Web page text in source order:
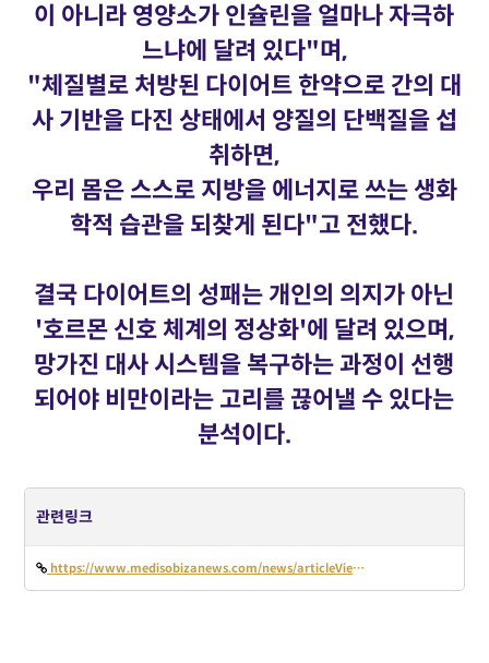
이 아니라 영양소가 인슐린을 얼마나 자극하
느냐에 달려 있다"며,
"체질별로 처방된 다이어트 한약으로 간의 대
사 기반을 다진 상태에서 양질의 단백질을 섭
취하면,
우리 몸은 스스로 지방을 에너지로 쓰는 생화
학적 습관을 되찾게 된다"고 전했다.
결국 다이어트의 성패는 개인의 의지가 아닌
'호르몬 신호 체계의 정상화'에 달려 있으며,
망가진 대사 시스템을 복구하는 과정이 선행
되어야 비만이라는 고리를 끊어낼 수 있다는
분석이다.
관련링크
https://www.medisobizanews.com/news/articleView.html?idxno=137392